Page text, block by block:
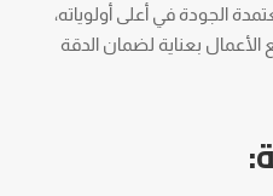
الجودة في أعلى أولوياته،
بعناية لضمان الدقة